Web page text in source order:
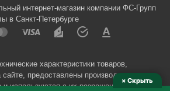
интернет-магазин компании ФС-Групп
в Санкт-Петербурге
характеристики товаров,
предоставлены производителями
и используются с их разрешения.
× Скрыть